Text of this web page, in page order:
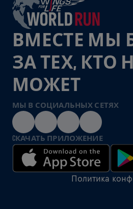
ВМЕСТЕ МЫ
ЗА ТЕХ, КТО
МОЖЕТ
МЫ В СОЦИАЛЬНЫХ СЕТЯХ
CКАЧАТЬ ПРИЛОЖЕНИЕ
Политика